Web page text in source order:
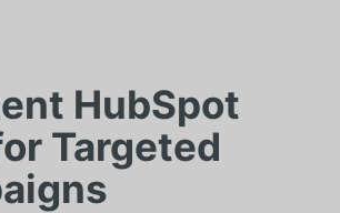
HubSpot
Targeted